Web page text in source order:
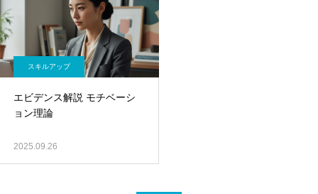
スキルアップ
エビデンス解説 モチベーシ
ョン理論
2025.09.26